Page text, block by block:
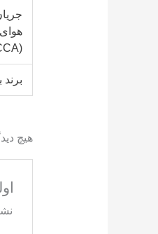
(CCA)
برند
هیچ